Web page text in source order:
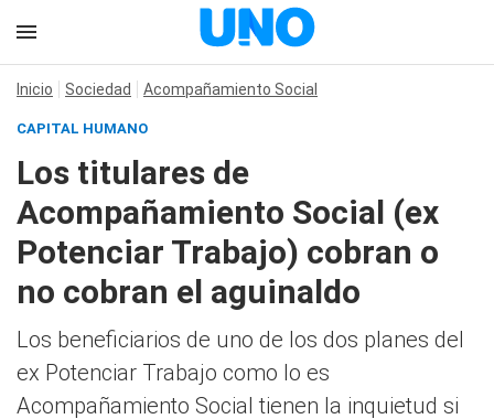
Inicio Sociedad Acompañamiento Social
CAPITAL HUMANO
Los titulares de
Acompañamiento Social (ex
Potenciar Trabajo) cobran o
no cobran el aguinaldo
Los beneficiarios de uno de los dos planes del
ex Potenciar Trabajo como lo es
Acompañamiento Social tienen la inquietud si